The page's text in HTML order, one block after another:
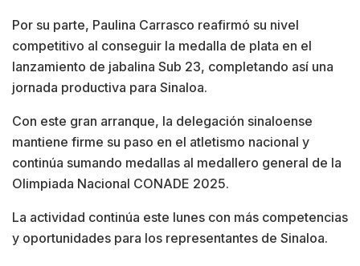
Por su parte, Paulina Carrasco reafirmó su nivel
competitivo al conseguir la medalla de plata en el
lanzamiento de jabalina Sub 23, completando así una
jornada productiva para Sinaloa.
Con este gran arranque, la delegación sinaloense
mantiene firme su paso en el atletismo nacional y
continúa sumando medallas al medallero general de la
Olimpiada Nacional CONADE 2025.
La actividad continúa este lunes con más competencias
y oportunidades para los representantes de Sinaloa.